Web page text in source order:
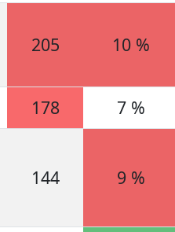
205 10 %
178 7 %
144 9 %